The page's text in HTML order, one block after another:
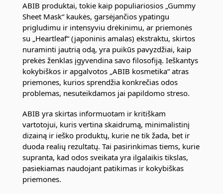
ABIB produktai, tokie kaip populiariosios „Gummy
Sheet Mask“ kaukės, garsėjančios ypatingu
prigludimu ir intensyviu drėkinimu, ar priemonės
su „Heartleaf“ (japoninis amalas) ekstraktu, skirtos
nuraminti jautrią odą, yra puikūs pavyzdžiai, kaip
prekės ženklas įgyvendina savo filosofiją. Ieškantys
kokybiškos ir apgalvotos „ABIB kosmetika“ atras
priemones, kurios sprendžia konkrečias odos
problemas, nesuteikdamos jai papildomo streso.
ABIB yra skirtas informuotam ir kritiškam
vartotojui, kuris vertina skaidrumą, minimalistinį
dizainą ir ieško produktų, kurie ne tik žada, bet ir
duoda realių rezultatų. Tai pasirinkimas tiems, kurie
supranta, kad odos sveikata yra ilgalaikis tikslas,
pasiekiamas naudojant patikimas ir kokybiškas
priemones.